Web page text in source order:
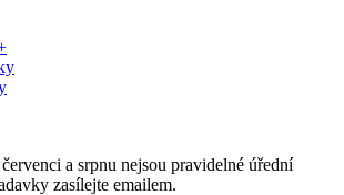
a srpnu nejsou pravidelné úřední
zasílejte emailem.